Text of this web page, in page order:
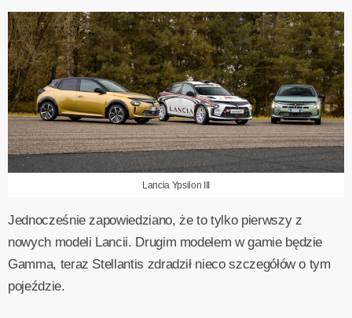
Lancia Ypsilon III
Jednocześnie zapowiedziano, że to tylko pierwszy z
nowych modeli Lancii. Drugim modelem w gamie będzie
Gamma, teraz Stellantis zdradził nieco szczegółów o tym
pojeździe.